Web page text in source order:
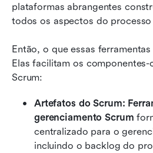
plataformas abrangentes
todos os aspectos do
Então, o que essas
Elas facilitam os
Scrum:
Artefatos do Scrum:
gerenciamento Scrum
centralizado para o
incluindo o backlog do